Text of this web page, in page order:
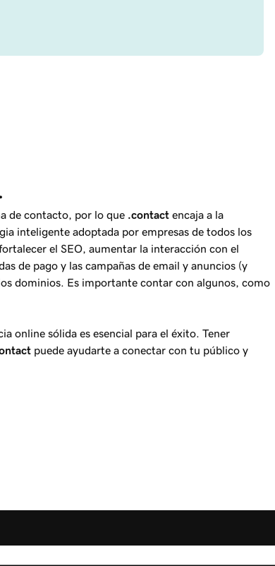
de contacto, por lo que .contact encaja a la
inteligente adoptada por empresas de todos los
el SEO, aumentar la interacción con el
de pago y las campañas de email y anuncios (y
dominios. Es importante contar con algunos, como
online sólida es esencial para el éxito. Tener
puede ayudarte a conectar con tu público y